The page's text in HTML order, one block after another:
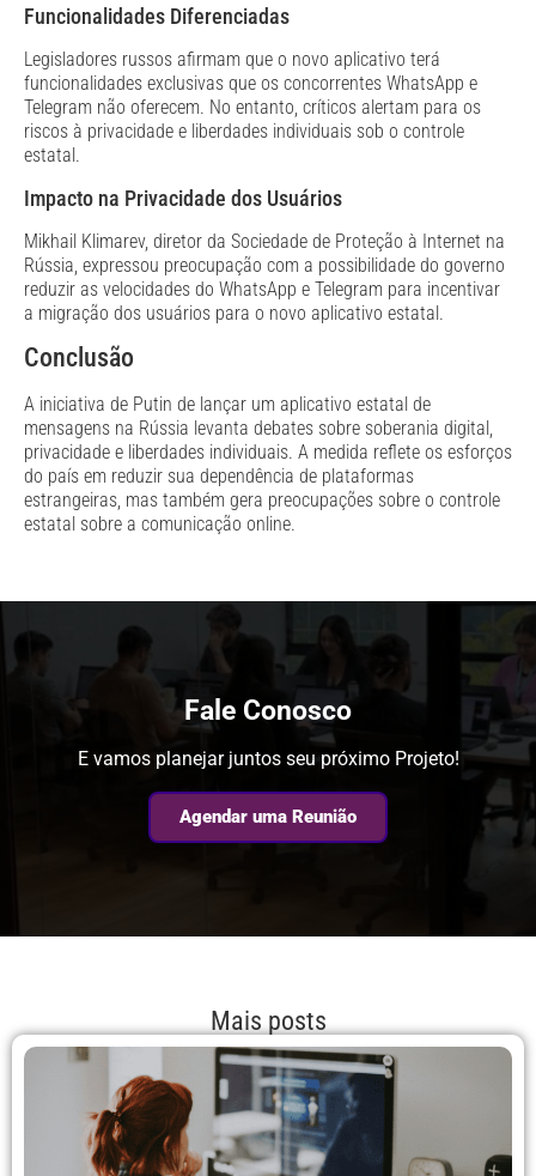
Funcionalidades Diferenciadas
Legisladores russos afirmam que o novo aplicativo terá
funcionalidades exclusivas que os concorrentes WhatsApp e
Telegram não oferecem. No entanto, críticos alertam para os
riscos à privacidade e liberdades individuais sob o controle
estatal.
Impacto na Privacidade dos Usuários
Mikhail Klimarev, diretor da Sociedade de Proteção à Internet na
Rússia, expressou preocupação com a possibilidade do governo
reduzir as velocidades do WhatsApp e Telegram para incentivar
a migração dos usuários para o novo aplicativo estatal.
Conclusão
A iniciativa de Putin de lançar um aplicativo estatal de
mensagens na Rússia levanta debates sobre soberania digital,
privacidade e liberdades individuais. A medida reflete os esforços
do país em reduzir sua dependência de plataformas
estrangeiras, mas também gera preocupações sobre o controle
estatal sobre a comunicação online.
Fale Conosco
E vamos planejar juntos seu próximo Projeto!
Agendar uma Reunião
Mais posts